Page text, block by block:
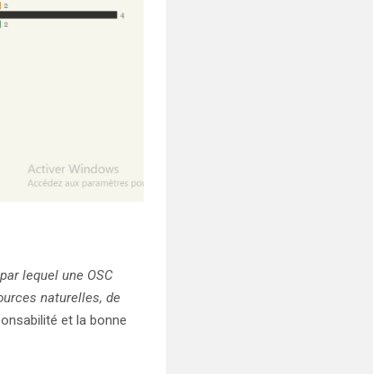
lequel une OSC
naturelles, de
et la bonne